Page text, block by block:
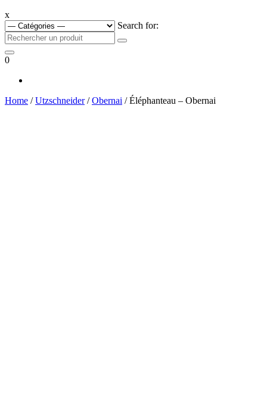
x
Search for:
0
Home /Utzschneider/Obernai / Éléphanteau – Obernai